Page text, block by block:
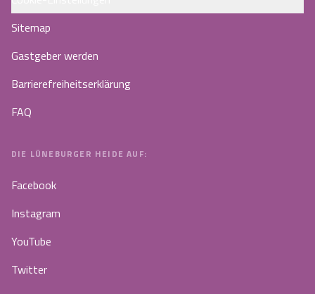
Sitemap
Gastgeber werden
Barrierefreiheitserklärung
FAQ
DIE LÜNEBURGER HEIDE AUF:
Facebook
Instagram
YouTube
Twitter